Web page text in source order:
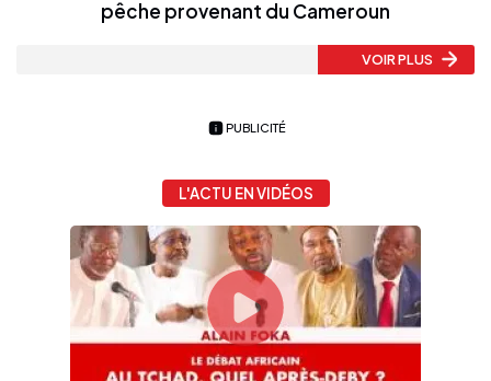
pêche provenant du Cameroun
VOIR PLUS
PUBLICITÉ
L'ACTU EN VIDÉOS